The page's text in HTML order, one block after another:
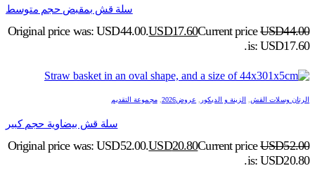
سلة قش بمقبض حجم متوسط
USD44.00
Original price was: USD44.00.USD17.60Current price
is: USD17.60.
الرتان وسلات القش الزينة و الديكور عروض2026 ,مجموعة التقديم
سلة قش بيضاوية حجم كبير
USD52.00
Original price was: USD52.00.USD20.80Current price
is: USD20.80.